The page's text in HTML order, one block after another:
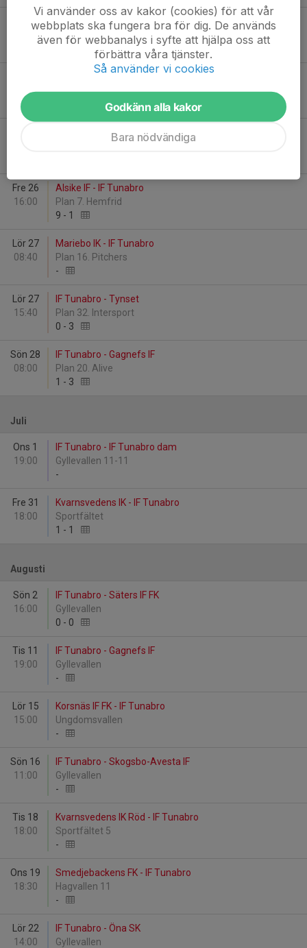
Fre 26
Gagnefs IF - IF Tunabro
Plan 23. SSAB
09:00
Plan 19. IBECO
Stuvsta IF - IF Tunabro
Fre 26
16:00
Alsike IF - IF Tunabro
Plan 7. Hemfrid
9 - 1
Lör 27
08:40
Mariebo IK - IF Tunabro
Plan 16. Pitchers
-
Lör 27
15:40
IF Tunabro - Tynset
Plan 32. Intersport
0 - 3
Sön 28
08:00
IF Tunabro - Gagnefs IF
Plan 20. Alive
1 - 3
Juli
Ons 1
19:00
IF Tunabro - IF Tunabro dam
Gyllevallen 11-11
-
Fre 31
18:00
Kvarnsvedens IK - IF Tunabro
Sportfältet
1 - 1
Augusti
Sön 2
16:00
IF Tunabro - Säters IF FK
Gyllevallen
0 - 0
Tis 11
19:00
IF Tunabro - Gagnefs IF
Gyllevallen
-
Lör 15
15:00
Korsnäs IF FK - IF Tunabro
Ungdomsvallen
-
Sön 16
11:00
IF Tunabro - Skogsbo-Avesta IF
Gyllevallen
-
Tis 18
18:00
Kvarnsvedens IK Röd - IF Tunabro
Sportfältet 5
-
Ons 19
18:30
Smedjebackens FK - IF Tunabro
Hagvallen 11
-
Lör 22
14:00
IF Tunabro - Öna SK
Gyllevallen
Vi använder oss av kakor (cookies) för att vår
webbplats ska fungera bra för dig. De används
även för webbanalys i syfte att hjälpa oss att
förbättra våra tjänster.
Så använder vi cookies
Godkänn alla kakor
Bara nödvändiga